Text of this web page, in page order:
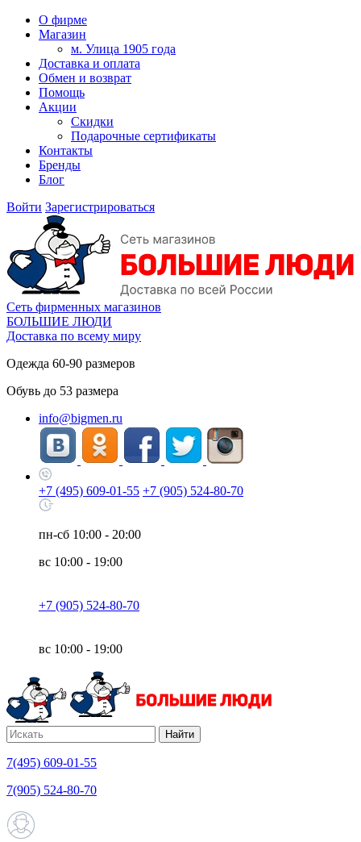
О фирме
Магазин
м. Улица 1905 года
Доставка и оплата
Обмен и возврат
Помощь
Акции
Скидки
Подарочные сертификаты
Контакты
Бренды
Блог
Войти Зарегистрироваться
Сеть фирменных магазинов
БОЛЬШИЕ ЛЮДИ
Доставка по всему миру
Одежда 60-90 размеров
Обувь до 53 размера
info@bigmen.ru
+7 (495) 609-01-55 +7 (905) 524-80-70
пн-сб 10:00 - 20:00
вс 10:00 - 19:00
+7 (905) 524-80-70
вс 10:00 - 19:00
Найти
7(495) 609-01-55
7(905) 524-80-70